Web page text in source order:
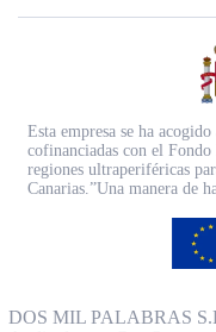
Esta empresa se ha
cofinanciadas con el
regiones ultraperiféricas
Canarias.”Una manera de
DOS MIL PALABRAS